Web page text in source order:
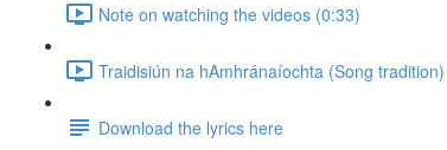
Note on watching the videos (0:33)
Traidisiún na hAmhránaíochta (Song
Download the lyrics here